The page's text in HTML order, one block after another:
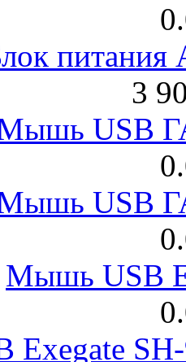
питания
3
USB
USB
Мышь USB